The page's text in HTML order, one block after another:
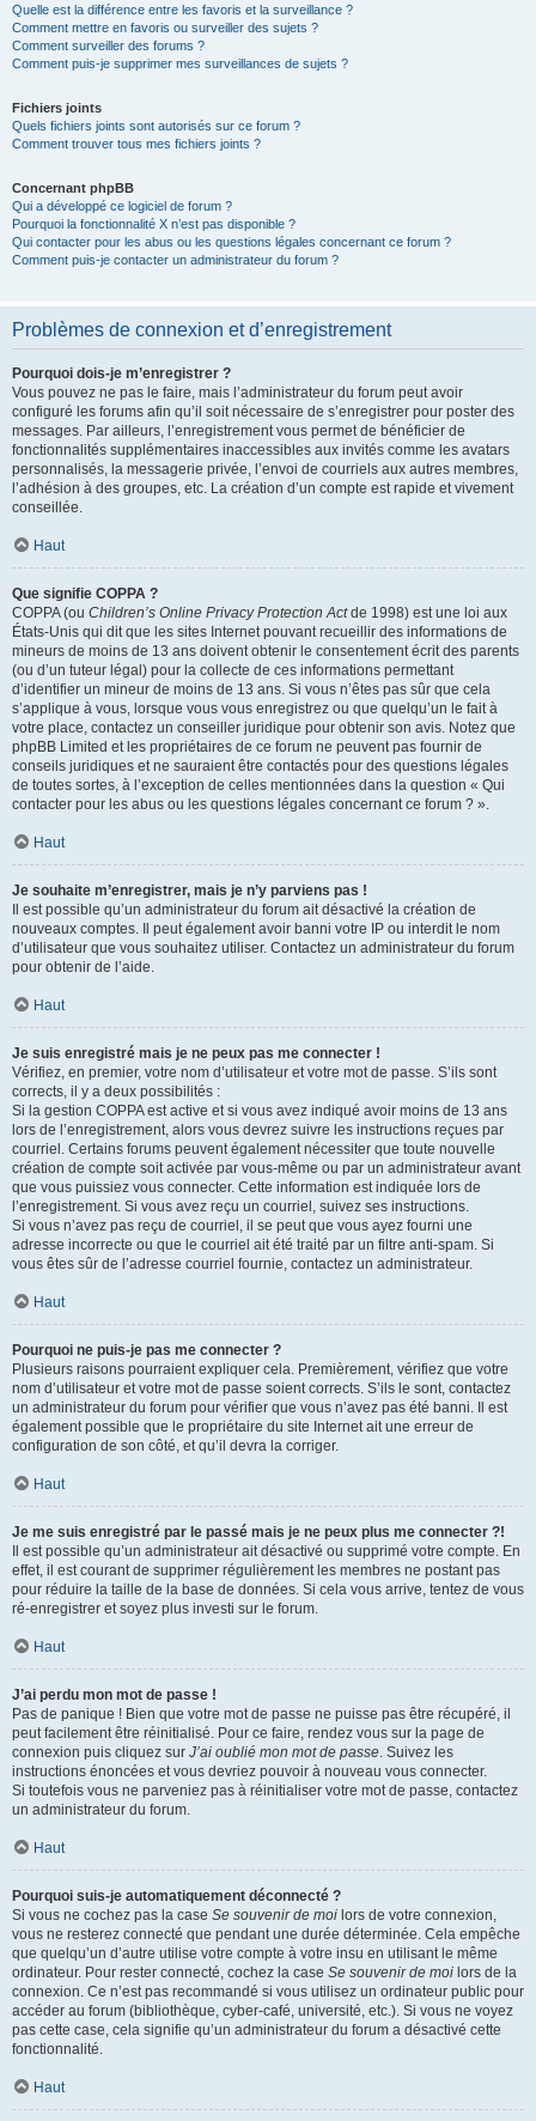
Quelle est la différence entre les favoris et la surveillance ?
Comment mettre en favoris ou surveiller des sujets ?
Comment surveiller des forums ?
Comment puis-je supprimer mes surveillances de sujets ?
Fichiers joints
Quels fichiers joints sont autorisés sur ce forum ?
Comment trouver tous mes fichiers joints ?
Concernant phpBB
Qui a développé ce logiciel de forum ?
Pourquoi la fonctionnalité X n’est pas disponible ?
Qui contacter pour les abus ou les questions légales concernant ce forum ?
Comment puis-je contacter un administrateur du forum ?
Problèmes de connexion et d’enregistrement
Pourquoi dois-je m’enregistrer ?
Vous pouvez ne pas le faire, mais l’administrateur du forum peut avoir
configuré les forums afin qu’il soit nécessaire de s’enregistrer pour poster des
messages. Par ailleurs, l’enregistrement vous permet de bénéficier de
fonctionnalités supplémentaires inaccessibles aux invités comme les avatars
personnalisés, la messagerie privée, l’envoi de courriels aux autres membres,
l’adhésion à des groupes, etc. La création d’un compte est rapide et vivement
conseillée.
Haut
Que signifie COPPA ?
COPPA (ou Children’s Online Privacy Protection Actde 1998) est une loi aux
États-Unis qui dit que les sites Internet pouvant recueillir des informations de
mineurs de moins de 13 ans doivent obtenir le consentement écrit des parents
(ou d’un tuteur légal) pour la collecte de ces informations permettant
d’identifier un mineur de moins de 13 ans. Si vous n’êtes pas sûr que cela
s’applique à vous, lorsque vous vous enregistrez ou que quelqu’un le fait à
votre place, contactez un conseiller juridique pour obtenir son avis. Notez que
phpBB Limited et les propriétaires de ce forum ne peuvent pas fournir de
conseils juridiques et ne sauraient être contactés pour des questions légales
de toutes sortes, à l’exception de celles mentionnées dans la question « Qui
contacter pour les abus ou les questions légales concernant ce forum ? ».
Haut
Je souhaite m’enregistrer, mais je n’y parviens pas !
Il est possible qu’un administrateur du forum ait désactivé la création de
nouveaux comptes. Il peut également avoir banni votre IP ou interdit le nom
d’utilisateur que vous souhaitez utiliser. Contactez un administrateur du forum
pour obtenir de l’aide.
Haut
Je suis enregistré mais je ne peux pas me connecter !
Vérifiez, en premier, votre nom d’utilisateur et votre mot de passe. S’ils sont
corrects, il y a deux possibilités :
Si la gestion COPPA est active et si vous avez indiqué avoir moins de 13 ans
lors de l’enregistrement, alors vous devrez suivre les instructions reçues par
courriel. Certains forums peuvent également nécessiter que toute nouvelle
création de compte soit activée par vous-même ou par un administrateur avant
que vous puissiez vous connecter. Cette information est indiquée lors de
l’enregistrement. Si vous avez reçu un courriel, suivez ses instructions.
Si vous n’avez pas reçu de courriel, il se peut que vous ayez fourni une
adresse incorrecte ou que le courriel ait été traité par un filtre anti-spam. Si
vous êtes sûr de l’adresse courriel fournie, contactez un administrateur.
Haut
Pourquoi ne puis-je pas me connecter ?
Plusieurs raisons pourraient expliquer cela. Premièrement, vérifiez que votre
nom d’utilisateur et votre mot de passe soient corrects. S’ils le sont, contactez
un administrateur du forum pour vérifier que vous n’avez pas été banni. Il est
également possible que le propriétaire du site Internet ait une erreur de
configuration de son côté, et qu’il devra la corriger.
Haut
Je me suis enregistré par le passé mais je ne peux plus me connecter ?!
Il est possible qu’un administrateur ait désactivé ou supprimé votre compte. En
effet, il est courant de supprimer régulièrement les membres ne postant pas
pour réduire la taille de la base de données. Si cela vous arrive, tentez de vous
ré-enregistrer et soyez plus investi sur le forum.
Haut
J’ai perdu mon mot de passe !
Pas de panique ! Bien que votre mot de passe ne puisse pas être récupéré, il
peut facilement être réinitialisé. Pour ce faire, rendez vous sur la page de
connexion puis cliquez sur J’ai oublié mon mot de passe. Suivez les
instructions énoncées et vous devriez pouvoir à nouveau vous connecter.
Si toutefois vous ne parveniez pas à réinitialiser votre mot de passe, contactez
un administrateur du forum.
Haut
Pourquoi suis-je automatiquement déconnecté ?
Si vous ne cochez pas la case Se souvenir de moi lors de votre connexion,
vous ne resterez connecté que pendant une durée déterminée. Cela empêche
que quelqu’un d’autre utilise votre compte à votre insu en utilisant le même
ordinateur. Pour rester connecté, cochez la case Se souvenir de moi lors de la
connexion. Ce n’est pas recommandé si vous utilisez un ordinateur public pour
accéder au forum (bibliothèque, cyber-café, université, etc.). Si vous ne voyez
pas cette case, cela signifie qu’un administrateur du forum a désactivé cette
fonctionnalité.
Haut